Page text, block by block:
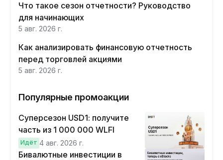
Что такое сезон отчетности? Руководство
для начинающих
5 авг. 2026 г.
Как анализировать финансовую отчетность
перед торговлей акциями
5 авг. 2026 г.
Популярные промоакции
Суперсезон USD1: получите
часть из 1 000 000 WLFI
Идёт 4 авг. 2026 г.
Бивалютные инвестиции в